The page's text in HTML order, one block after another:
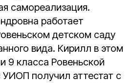
самореализация.
работает
детском саду
вида. Кирилл в этом
9 класса Ровеньской
получил аттестат с